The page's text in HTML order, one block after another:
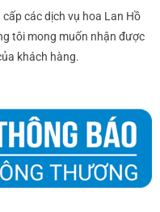
siêu thị Hoa Lan còn
vụ. Mua hoa lan hồ
tư vấn nhiệt tình để
kiểu dáng, mẫu mã đẹp
chậu hoa với thiết kế
chậu?
các dịch vụ hoa Lan Hồ
tôi mong muốn nhận được
khách hàng.